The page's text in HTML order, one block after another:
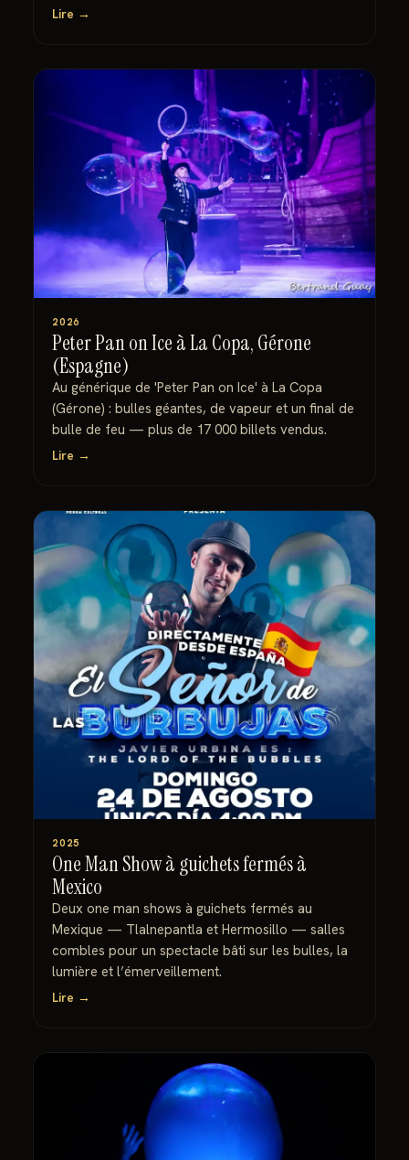
Lire →
2026
Peter Pan on Ice à La Copa, Gérone
(Espagne)
Au générique de 'Peter Pan on Ice' à La Copa
(Gérone) : bulles géantes, de vapeur et un final de
bulle de feu — plus de 17 000 billets vendus.
Lire →
2025
One Man Show à guichets fermés à
Mexico
Deux one man shows à guichets fermés au
Mexique — Tlalnepantla et Hermosillo — salles
combles pour un spectacle bâti sur les bulles, la
lumière et l’émerveillement.
Lire →